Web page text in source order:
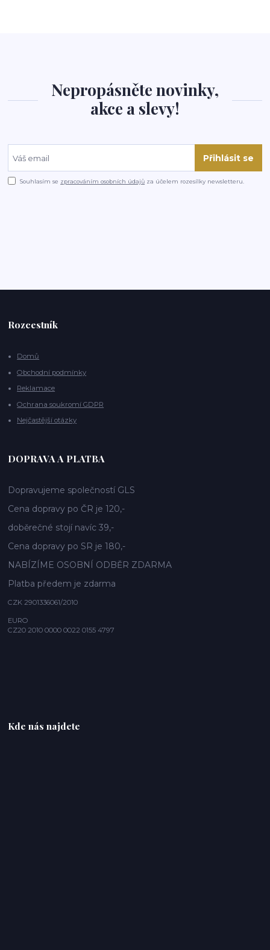
Nepropásněte novinky,
akce a slevy!
Přihlásit se
Souhlasím se zpracováním osobních údajů za účelem rozesílky newsletteru.
Rozcestník
Domů
Obchodní podmínky
Reklamace
Ochrana soukromí GDPR
Nejčastější otázky
DOPRAVA A PLATBA
Dopravujeme společností GLS
Cena dopravy po ČR je 120,-
doběrečné stojí navíc 39,-
Cena dopravy po SR je 180,-
NABÍZÍME OSOBNÍ ODBĚR ZDARMA
Platba předem je zdarma
CZK 2901336061/2010
EURO
CZ20 2010 0000 0022 0155 4797
Kde nás najdete